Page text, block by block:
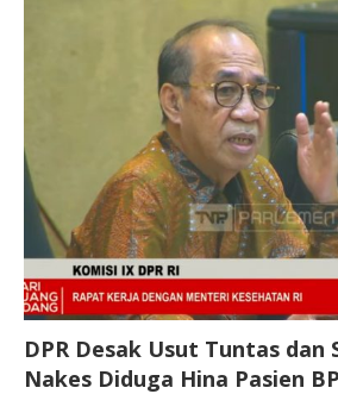
DPR Desak Usut Tuntas dan
Nakes Diduga Hina Pasien